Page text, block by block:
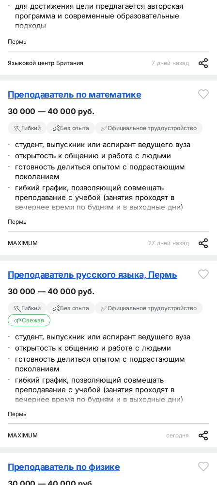
для достижения цели предлагается авторская
программа и современные образовательные
подходы
для ведения курсов математики и логики
соответствии с образовательной программой
официальное трудоустройство
постоянное обучение и методическая поддержка
Пермь
Языковой центр Британия 7 дней назад
Преподаватель по математике
30 000 — 40 000 руб.
🏃 Гибкий 👶Без опыта ✅Официальное трудоустройство
студент, выпускник или аспирант ведущего вуза
открытость к общению и работе с людьми
готовность делиться опытом с подрастающим
поколением
гибкий график, позволяющий совмещать
преподавание с учебой (занятия проходят в
вечернее время по будням и в выходные дни)
достойную оплату
приглашаем стать частью нашей большой команды
Пермь
MAXIMUM 27 дней назад
Преподаватель русского языка, Пермь
30 000 — 40 000 руб.
🏃 Гибкий 👶Без опыта ✅Официальное трудоустройство
🌱Свежая
студент, выпускник или аспирант ведущего вуза
открытость к общению и работе с людьми
готовность делиться опытом с подрастающим
поколением
гибкий график, позволяющий совмещать
преподавание с учебой (занятия проходят в
вечернее время по будням и в выходные дни)
достойную оплату
приглашаем стать частью нашей большой команды
Пермь
MAXIMUM сегодня
Преподаватель по физике